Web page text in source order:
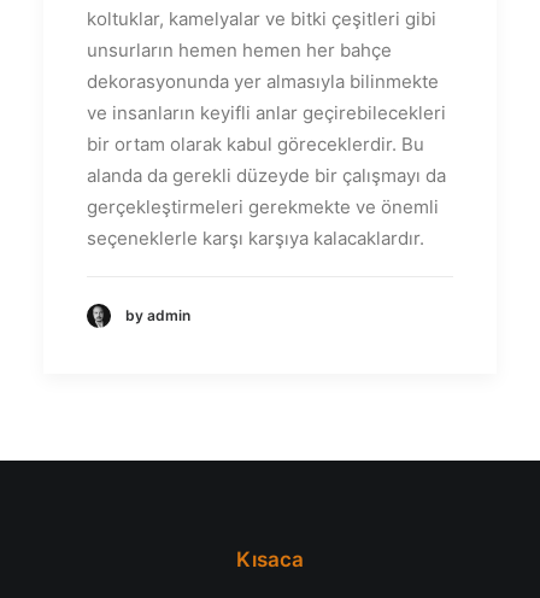
koltuklar, kamelyalar ve bitki çeşitleri gibi
unsurların hemen hemen her bahçe
dekorasyonunda yer almasıyla bilinmekte
ve insanların keyifli anlar geçirebilecekleri
bir ortam olarak kabul göreceklerdir. Bu
alanda da gerekli düzeyde bir çalışmayı da
gerçekleştirmeleri gerekmekte ve önemli
seçeneklerle karşı karşıya kalacaklardır.
by admin
Kısaca